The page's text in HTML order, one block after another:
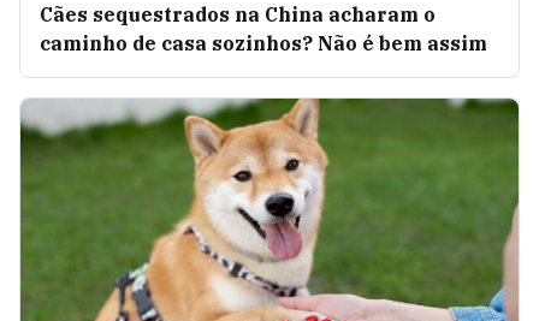
Cães sequestrados na China acharam o
caminho de casa sozinhos? Não é bem assim